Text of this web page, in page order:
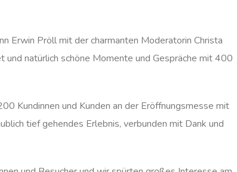
Erwin Pröll mit der charmanten Moderatorin Christa
natürlich schöne Momente und Gespräche mit 400
Kundinnen und Kunden an der Eröffnungsmesse mit
tief gehendes Erlebnis, verbunden mit Dank und